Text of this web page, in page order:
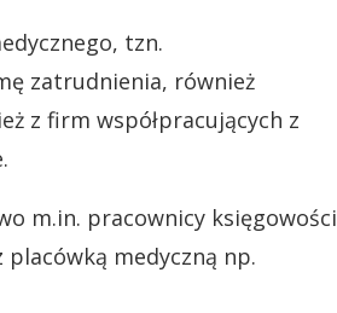
tzn.
zatrudnienia, również
z firm współpracujących z
m.in. pracownicy księgowości
medyczną np.